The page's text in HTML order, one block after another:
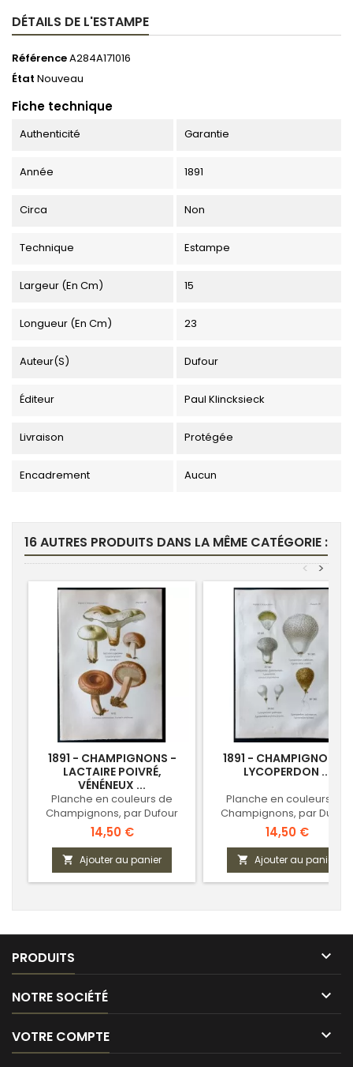
DÉTAILS DE L'ESTAMPE
RéférenceA284A171016
État Nouveau
Fiche technique
Authenticité Garantie
Année 1891
Circa Non
Technique Estampe
Largeur (en Cm) 15
Longueur (en Cm) 23
Auteur(s) Dufour
Éditeur Paul Klincksieck
Livraison Protégée
Encadrement Aucun
16 AUTRES PRODUITS DANS LA MÊME CATÉGORIE :
>
<
1891 - CHAMPIGNONS -
LACTAIRE POIVRÉ,
VÉNÉNEUX ...
Planche en couleurs de
Champignons, par Dufour
Prix
14,50 €
 Ajouter au panier
1891 - CHAMPIGNONS -
LYCOPERDON ...
Planche en couleurs de
Champignons, par Dufour
Prix
14,50 €
 Ajouter au panier
PRODUITS 
NOTRE SOCIÉTÉ 
VOTRE COMPTE 